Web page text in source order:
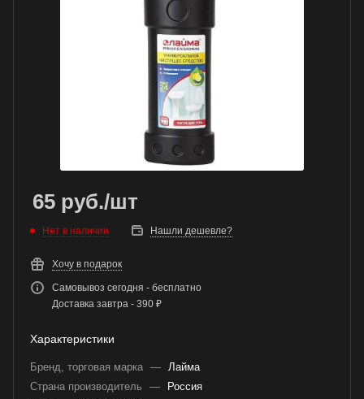
65 руб./шт
Нет в наличии Нашли дешевле?
Хочу в подарок
Самовывоз сегодня - бесплатно
Доставка завтра - 390 ₽
Характеристики
Бренд, торговая марка — Лайма
Страна производитель
—
Россия